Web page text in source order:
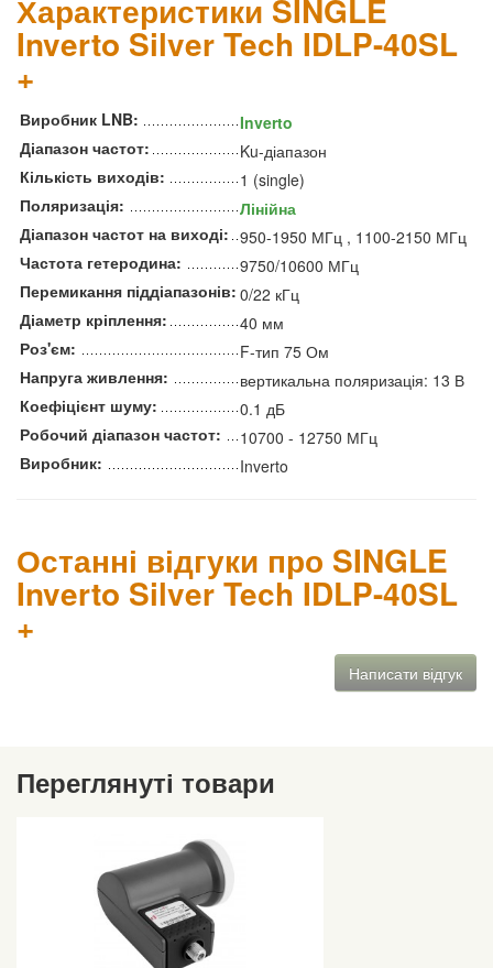
Характеристики SINGLE
Inverto Silver Tech IDLP-40SL
+
Виробник LNB:
Inverto
Діапазон частот:
Ku-діапазон
Кількість виходів:
1 (single)
Поляризація:
Лінійна
Діапазон частот на виході: 950-1950 МГц , 1100-2150 МГц
Частота гетеродина:
9750/10600 МГц
Перемикання піддіапазонів: 0/22 кГц
Діаметр кріплення:
40 мм
Роз'єм:
F-тип 75 Ом
Напруга живлення:
вертикальна поляризація: 13 В
Коефіцієнт шуму:
0.1 дБ
Робочий діапазон частот:
10700 - 12750 МГц
Виробник:
Inverto
Останні відгуки про SINGLE
Inverto Silver Tech IDLP-40SL
+
Написати відгук
Переглянуті товари